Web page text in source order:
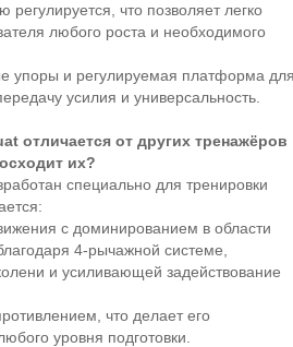
регулируется, что позволяет легко
любого роста и необходимого
упоры и регулируемая платформа
усилия и универсальность.
отличается от других тренажёров
их?
специально для тренировки
с доминированием в области
4-рычажной системе,
и усиливающей задействование
что делает его
уровня подготовки.